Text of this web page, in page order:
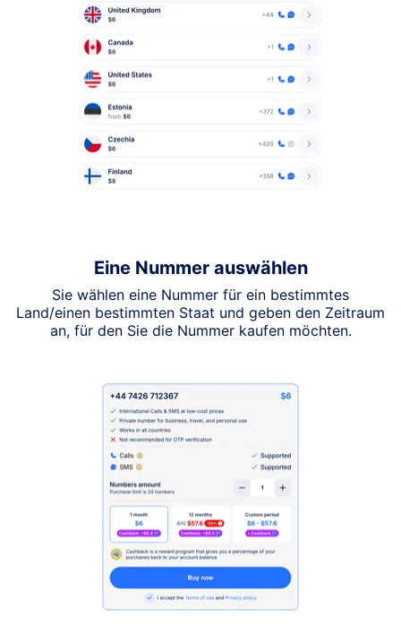
Eine Nummer auswählen
Sie wählen eine Nummer für ein bestimmtes
Land/einen bestimmten Staat und geben den Zeitraum
an, für den Sie die Nummer kaufen möchten.